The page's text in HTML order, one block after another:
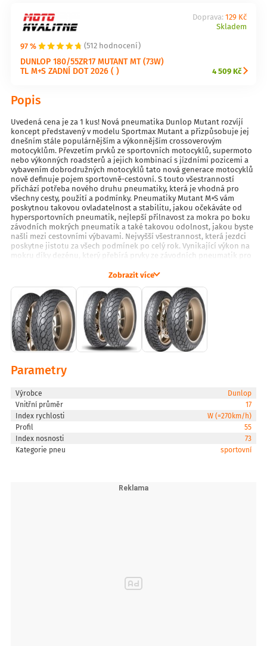
97 % (512 hodnocení)
DUNLOP 180/55ZR17 MUTANT MT (73W)
TL M+S ZADNÍ DOT 2026 ( )
Doprava: 129 Kč
Skladem
4 509 Kč
Popis
Uvedená cena je za 1 kus! Nová pneumatika Dunlop Mutant rozvíjí
koncept představený v modelu Sportmax Mutant a přizpůsobuje jej
dnešním stále populárnějším a výkonnějším crossoverovým
motocyklům. Převzetím prvků ze sportovních motocyklů, supermoto
nebo výkonných roadsterů a jejich kombinací s jízdními pozicemi a
vybavením dobrodružných motocyklů tato nová generace motocyklů
nově definuje pojem sportovně-cestovní. S touto všestranností
přichází potřeba nového druhu pneumatiky, která je vhodná pro
všechny cesty, použití a podmínky. Pneumatiky Mutant M+S vám
poskytnou takovou ovladatelnost a stabilitu, jakou očekáváte od
hypersportovních pneumatik, nejlepší přilnavost za mokra po boku
závodních mokrých pneumatik a také takovou odolnost, jakou byste
našli mezi cestovními výbavami. Nejvyšší všestrannost, která jezdci
poskytne jistotu za všech podmínek po celý rok. Vynikající výkon na
mokru díky dezénu, který přebírá prvky ze závodních pneumatik pro
stabilita sportovní pneumatiky díky konturám pneumatiky vyvinutým
nejmodernějších směsí a pryskyřic kombinuje výkon a odolnost.
Zobrazit více
Parametry
Výrobce
Dunlop
Vnitřní průměr
17
Index rychlosti
W (=270km/h)
Profil
55
Index nosnosti
73
Kategorie pneu
sportovní